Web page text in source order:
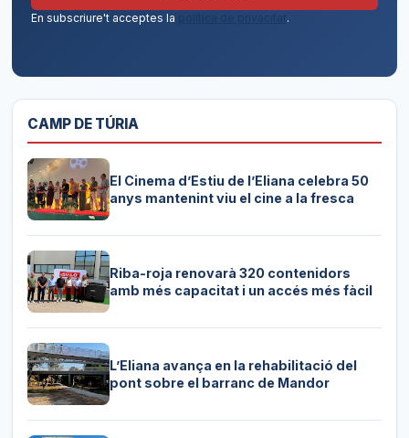
En subscriure't acceptes la
política de privacitat.
CAMP DE TÚRIA
El Cinema d’Estiu de l’Eliana celebra 50
anys mantenint viu el cine a la fresca
Riba-roja renovarà 320 contenidors
amb més capacitat i un accés més fàcil
L’Eliana avança en la rehabilitació del
pont sobre el barranc de Mandor